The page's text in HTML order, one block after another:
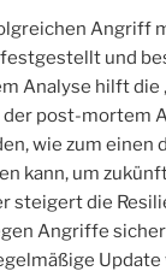
Angriff
und
Analyse hilft die
post-mortem
wie zum einen
kann, um
steigert die
Angriffe